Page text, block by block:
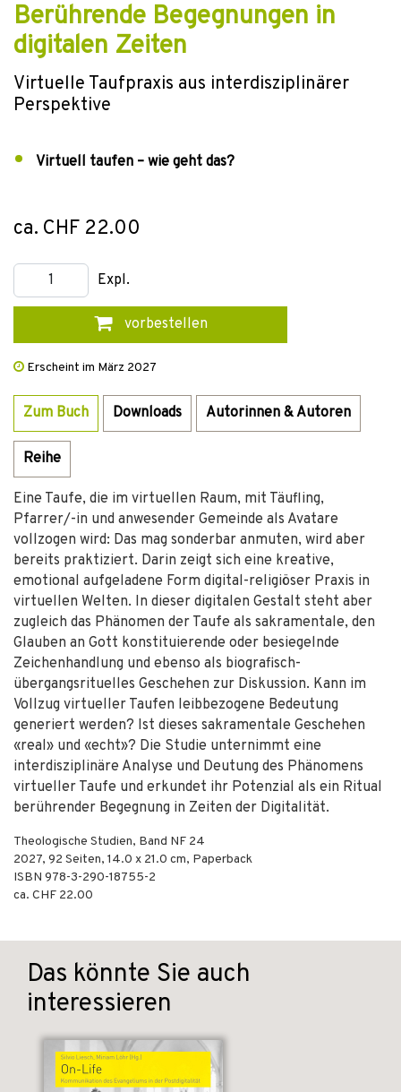
Berührende Begegnungen in
digitalen Zeiten
Virtuelle Taufpraxis aus interdisziplinärer
Perspektive
Virtuell taufen – wie geht das?
ca. CHF 22.00
Expl.
vorbestellen
Erscheint im März 2027
Zum Buch Downloads Autorinnen & Autoren
Reihe
Eine Taufe, die im virtuellen Raum, mit Täufling,
Pfarrer/-in und anwesender Gemeinde als Avatare
vollzogen wird: Das mag sonderbar anmuten, wird aber
bereits praktiziert. Darin zeigt sich eine kreative,
emotional aufgeladene Form digital-­religiöser Praxis in
virtuellen Welten. In dieser digitalen Gestalt steht aber
zugleich das Phänomen der Taufe als sakramentale, den
Glauben an Gott konstituierende oder besiegelnde
Zeichenhandlung und ebenso als biografisch-
übergangsrituelles Geschehen zur Diskussion. Kann im
Vollzug virtueller Taufen leibbezogene Bedeutung
generiert werden? Ist dieses sakramentale Geschehen
«real» und «echt»? Die Studie unternimmt eine
interdisziplinäre Analyse und Deutung des Phänomens
virtueller Taufe und erkundet ihr Potenzial als ein Ritual
berührender Begegnung in Zeiten der Digitalität.
Theologische Studien, Band NF 24
2027, 92 Seiten, 14.0 x 21.0 cm, Paperback
ISBN 978-3-290-18755-2
ca. CHF 22.00
Das könnte Sie auch
interessieren